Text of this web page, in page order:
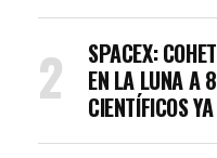
SPACEX:
EN LA LUNA A
CIENTÍFICOS